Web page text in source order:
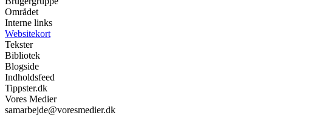
Området
Interne links
Websitekort
Tekster
Bibliotek
Blogside
Indholdsfeed
Tippster.dk
Vores Medier
samarbejde@voresmedier.dk